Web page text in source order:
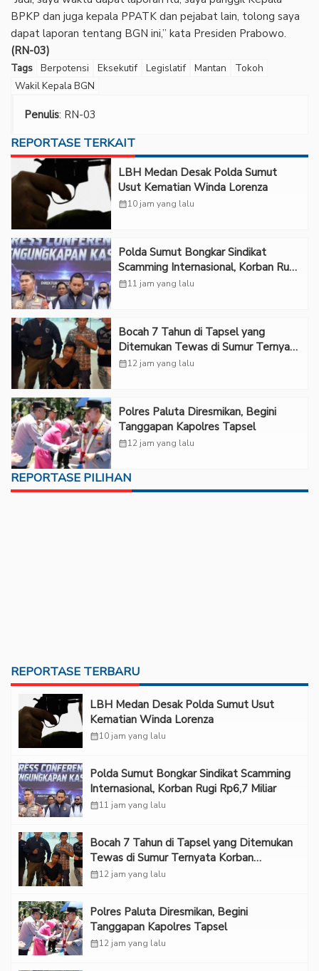
BPKP dan juga kepala PPATK dan pejabat lain, tolong saya
dapat laporan tentang BGN ini,” kata Presiden Prabowo.
(RN-03)
Tags Berpotensi Eksekutif Legislatif Mantan
Tokoh
Wakil Kepala BGN
Penulis: RN-03
REPORTASE TERKAIT
LBH Medan Desak Polda Sumut
Usut Kematian Winda Lorenza
calendar_month10 jam yang lalu
Polda Sumut Bongkar Sindikat
Scamming Internasional, Korban Rugi
Rp6,7 Miliar
calendar_month11 jam yang lalu
Bocah 7 Tahun di Tapsel yang
Ditemukan Tewas di Sumur Ternyata
Korban Kekerasan Seksual
calendar_month12 jam yang lalu
Polres Paluta Diresmikan, Begini
Tanggapan Kapolres Tapsel
calendar_month12 jam yang lalu
REPORTASE PILIHAN
REPORTASE TERBARU
LBH Medan Desak Polda Sumut Usut
Kematian Winda Lorenza
calendar_month10 jam yang lalu
Polda Sumut Bongkar Sindikat Scamming
Internasional, Korban Rugi Rp6,7 Miliar
calendar_month11 jam yang lalu
Bocah 7 Tahun di Tapsel yang Ditemukan
Tewas di Sumur Ternyata Korban
Kekerasan Seksual
calendar_month12 jam yang lalu
Polres Paluta Diresmikan, Begini
Tanggapan Kapolres Tapsel
calendar_month12 jam yang lalu